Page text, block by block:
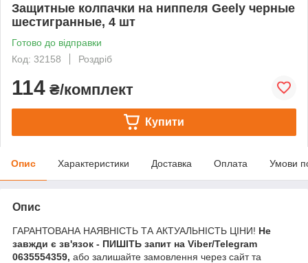
Защитные колпачки на ниппеля Geely черные
шестигранные, 4 шт
Готово до відправки
Код: 32158
Роздріб
114 ₴/комплект
Купити
Опис Характеристики Доставка Оплата Умови
Опис
ГАРАНТОВАНА НАЯВНІСТЬ ТА АКТУАЛЬНІСТЬ ЦІНИ! Не
завжди є зв'язок - ПИШІТЬ запит на Viber/Telegram
0635554359, або залишайте замовлення через сайт та